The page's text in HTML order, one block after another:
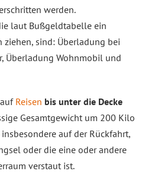
werden.
laut Bußgeldtabelle ein
ziehen, sind: Überladung bei
Überladung Wohnmobil und
Reisen bis unter die Decke
Gesamtgewicht um 200 Kilo
auf der Rückfahrt,
oder die eine oder andere
verstaut ist.